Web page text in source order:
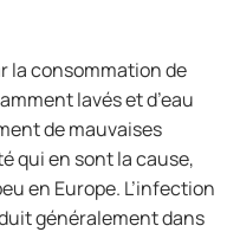
la consommation de
lavés et d’eau
de mauvaises
qui en sont la cause,
en Europe. L’infection
généralement dans